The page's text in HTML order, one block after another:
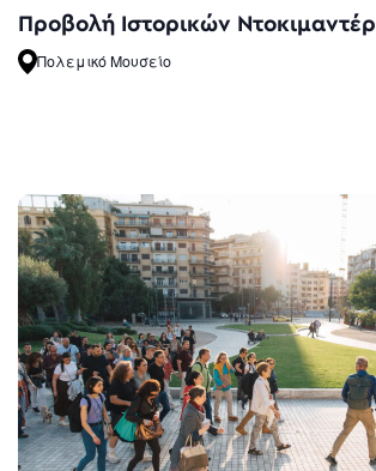
Προβολή Ιστορικών Ντοκιμαντέρ
Πολεμικό Μουσείο